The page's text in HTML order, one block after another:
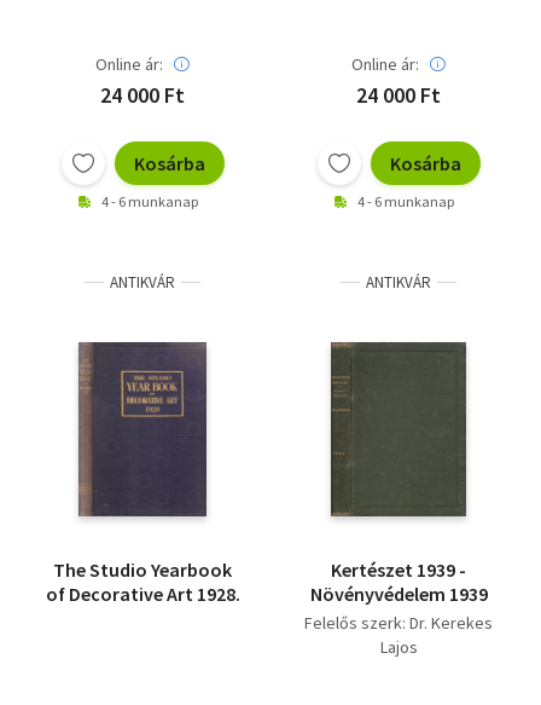
Online ár:
24 000 Ft
Kosárba
4 - 6 munkanap
Online ár:
24 000 Ft
Kosárba
4 - 6 munkanap
ANTIKVÁR
The Studio Yearbook
of Decorative Art 1928.
ANTIKVÁR
Kertészet 1939 -
Növényvédelem 1939
Felelős szerk: Dr. Kerekes
Lajos